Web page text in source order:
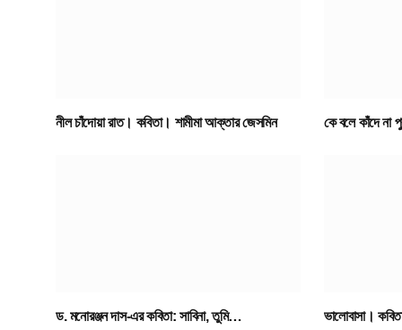
নীল চাঁদোয়া রাত। কবিতা। শামীমা আক্তার জেসমিন কে বলে কাঁদে না
ড. মনোরঞ্জন দাস-এর কবিতা: সাবিনা, তুমি… ভালোবাসা।